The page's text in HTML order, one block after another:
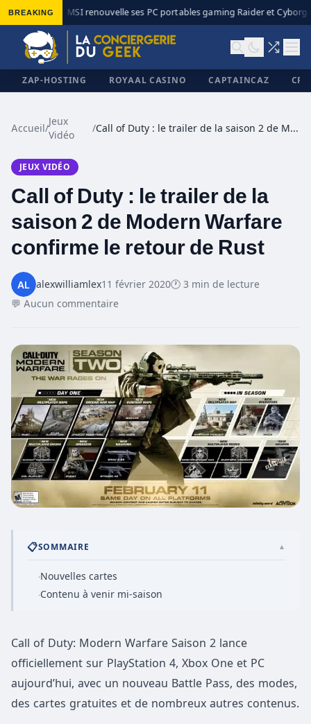
BREAKING◆ MSI renouvelle ses PC portables gaming Raider et Cyborg
ZAP-HOSTING ROYAAL CASINO CAPTAINCAZ
Accueil/
Jeux
Vidéo
/ Call of Duty : le trailer de la saison 2 de Modern Warfare confirme le retour de Rust
JEUX VIDÉO
Call of Duty : le trailer de la
saison 2 de Modern Warfare
confirme le retour de Rust
alexwilliamlex11 février 2020🕐 3 min de lecture
💬 Aucun commentaire
📋SOMMAIRE ▲
·Nouvelles cartes
·Contenu à venir mi-saison
Call of Duty: Modern Warfare Saison 2 lance
officiellement sur PlayStation 4, Xbox One et PC
aujourd’hui, avec un nouveau Battle Pass, des modes,
des cartes gratuites et de nombreux autres contenus.